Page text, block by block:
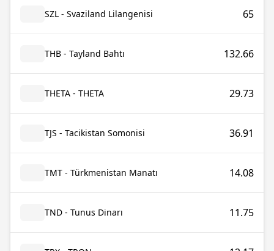
SZL - Svaziland Lilangenisi 65
THB - Tayland Bahtı 132.66
THETA - THETA 29.73
TJS - Tacikistan Somonisi 36.91
TMT - Türkmenistan Manatı 14.08
TND - Tunus Dinarı 11.75